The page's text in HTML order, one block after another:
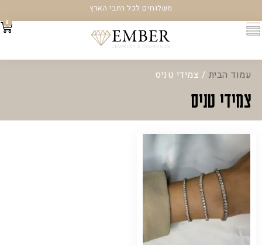
משלוחים לכל רחבי הארץ
0
עמוד הבית / צמידי טניס
צמידי טניס